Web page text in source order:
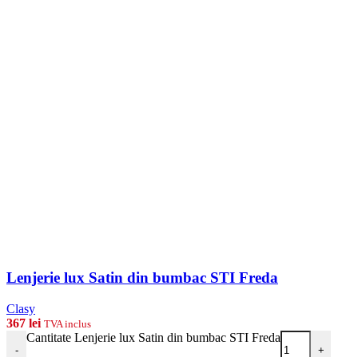
Lenjerie lux Satin din bumbac STI Freda
Clasy
367 lei TVA inclus
-
Cantitate Lenjerie lux Satin din bumbac STI Freda
+